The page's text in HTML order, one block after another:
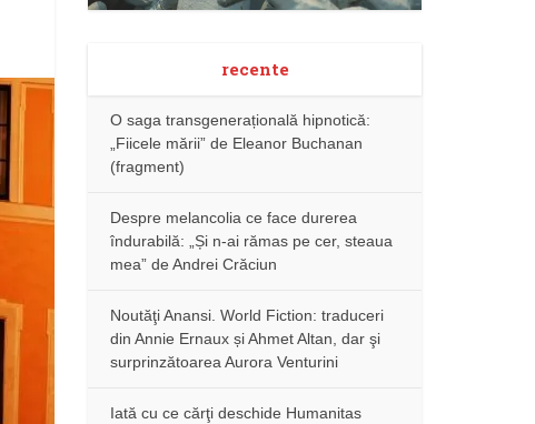
recente
O saga transgenerațională hipnotică:
„Fiicele mării” de Eleanor Buchanan
(fragment)
Despre melancolia ce face durerea
îndurabilă: „Și n-ai rămas pe cer, steaua
mea” de Andrei Crăciun
Noutăţi Anansi. World Fiction: traduceri
din Annie Ernaux și Ahmet Altan, dar şi
surprinzătoarea Aurora Venturini
Iată cu ce cărţi deschide Humanitas